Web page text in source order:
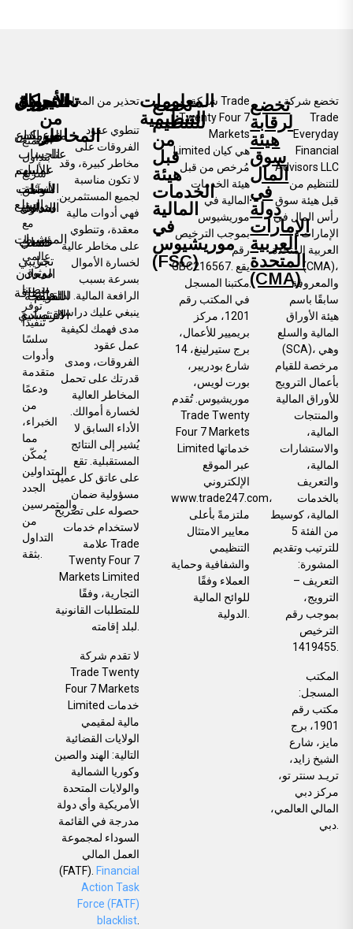
استمتع
بتداول
سريع
وآمن
وموثوق
مع
وسيط
عالمي
موثوق.
منصتنا
توفر
تنفيذًا
سلسًا
وأدوات
متقدمة
ودعمًا
من
الخبراء،
مما
يُمكّن
المتداولين
الجدد
والمتمرسين
من
التداول
شركة
معلومات
عنا
الأسئلة
الشائعة
اتصل
بنا
الصفحة
الرئيسية
تجارة
نوع
الحساب
منصات
التداول
حساب
تجريبي
التقويم
الاقتصادي
التمويل
إيداع
عمليات
السحب
الأسواق
الفوركس
الأسهم
السلع
المؤشرات
المعادن
والطاقة
تحذير
من
المخاطر
تحذير من المخاطر
تنطوي عقود
الفروقات على
مخاطر كبيرة، وقد
لا تكون مناسبة
لجميع المستثمرين.
فهي أدوات مالية
معقدة، وتنطوي
على مخاطر عالية
لخسارة الأموال
بسرعة بسبب
الرافعة المالية. لذا،
ينبغي عليك دراسة
مدى فهمك لكيفية
عمل عقود
الفروقات، ومدى
قدرتك على تحمل
المخاطر العالية
لخسارة أموالك.
الأداء السابق لا
يُشير إلى النتائج
المستقبلية. تقع
على عاتق كل عميل
مسؤولية ضمان
حصوله على تصريح
لاستخدام خدمات
علامة Trade
Twenty Four 7
Markets Limited
التجارية، وفقًا
للمتطلبات القانونية
لا تقدم شركة
Trade Twenty
Four 7 Markets
Limited خدمات
مالية لمقيمي
الولايات القضائية
التالية: الهند والصين
وكوريا الشمالية
والولايات المتحدة
الأمريكية وأي دولة
مدرجة في القائمة
السوداء لمجموعة
العمل المالي
(FATF). Financial
Action Task
Force (FATF)
blacklist
المعلومات
التنظيمية
تخضع
للتنظيم
من
قبل
هيئة
الخدمات
المالية
في
موريشيوس
(FSC)
شركة Trade
Twenty Four 7
Markets
Limited هي كيان
مُرخص من قبل
هيئة الخدمات
المالية في
موريشيوس
بموجب الترخيص
رقم
GBC216567. يقع
مكتبنا المسجل
في المكتب رقم
1201، مركز
بريميير للأعمال،
برج ستيرلينغ، 14
شارع بودريير،
بورت لويس،
موريشيوس. تُقدم
Trade Twenty
Four 7 Markets
Limited خدماتها
عبر الموقع
الإلكتروني
www.trade247.com،
ملتزمةً بأعلى
معايير الامتثال
التنظيمي
والشفافية وحماية
العملاء وفقًا
للوائح المالية
تخضع
لرقابة
هيئة
سوق
المال
في
دولة
الإمارات
العربية
المتحدة
(CMA)
تخضع شركة
Trade
Everyday
Financial
Advisors LLC
للتنظيم من
قبل هيئة سوق
رأس المال في
الإمارات
العربية المتحدة
(CMA)،
والمعروفة
سابقًا باسم
هيئة الأوراق
المالية والسلع
(SCA)، وهي
مرخصة للقيام
بأعمال الترويج
للأوراق المالية
والمنتجات
المالية،
والاستشارات
المالية،
والتعريف
بالخدمات
المالية، كوسيط
من الفئة 5
للترتيب وتقديم
المشورة:
التعريف –
الترويج،
بموجب رقم
الترخيص
المكتب
المسجل:
مكتب رقم
1901، برج
مايز، شارع
الشيخ زايد،
تريـد سنتر تو،
مركز دبي
المالي العالمي،